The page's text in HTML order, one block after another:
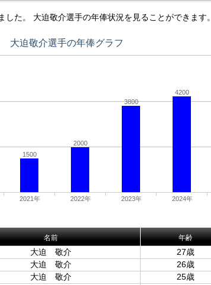
た。 大迫敬介選手の年俸状況を見ることができます。
大迫敬介選手の年俸グラフ
1500
2000
3800
4200
2021年 2022年 2023年 2024年
名前 年齢
大迫 敬介 27歳
大迫 敬介 26歳
大迫 敬介 25歳